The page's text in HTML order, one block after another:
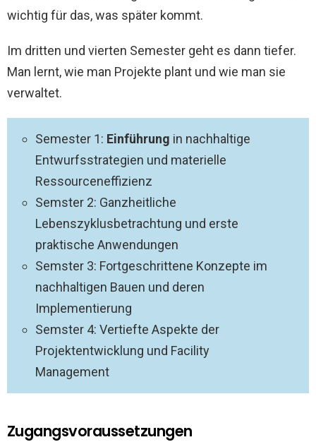
wichtig für das, was später kommt.
Im dritten und vierten Semester geht es dann tiefer.
Man lernt, wie man Projekte plant und wie man sie
verwaltet.
Semester 1: Einführung in nachhaltige
Entwurfsstrategien und materielle
Ressourceneffizienz
Semster 2: Ganzheitliche
Lebenszyklusbetrachtung und erste
praktische Anwendungen
Semster 3: Fortgeschrittene Konzepte im
nachhaltigen Bauen und deren
Implementierung
Semster 4: Vertiefte Aspekte der
Projektentwicklung und Facility
Management
Zugangsvoraussetzungen